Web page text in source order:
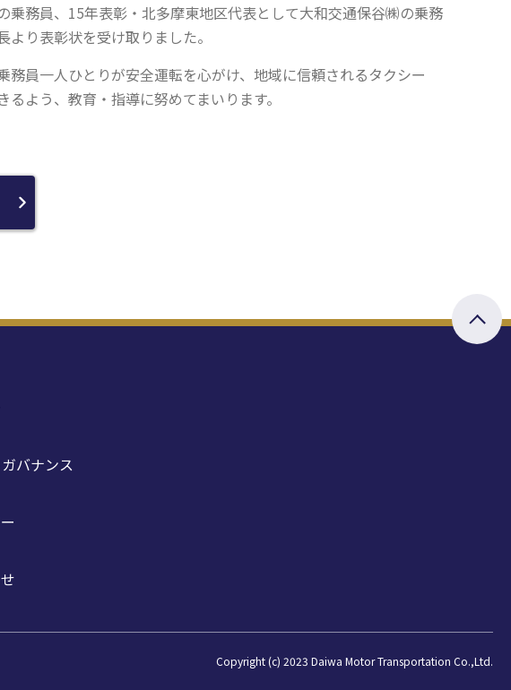
乗務員、15年表彰・北多摩東地区代表として大和交通保谷㈱の乗務
より表彰状を受け取りました。
務員一人ひとりが安全運転を心がけ、地域に信頼されるタクシー
るよう、教育・指導に努めてまいります。
バナンス
Copyright (c) 2023 Daiwa Motor Transportation Co.,Ltd.